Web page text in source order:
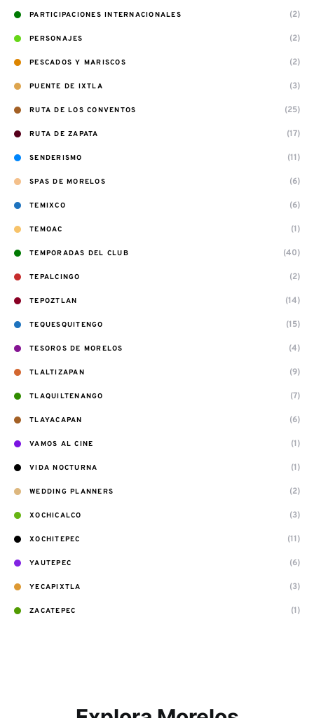
PARTICIPACIONES INTERNACIONALES (2)
PERSONAJES (2)
PESCADOS Y MARISCOS (2)
PUENTE DE IXTLA (3)
RUTA DE LOS CONVENTOS (25)
RUTA DE ZAPATA (17)
SENDERISMO (11)
SPAS DE MORELOS (6)
TEMIXCO (6)
TEMOAC (1)
TEMPORADAS DEL CLUB (40)
TEPALCINGO (2)
TEPOZTLAN (14)
TEQUESQUITENGO (15)
TESOROS DE MORELOS (4)
TLALTIZAPAN (9)
TLAQUILTENANGO (7)
TLAYACAPAN (6)
VAMOS AL CINE (1)
VIDA NOCTURNA (1)
WEDDING PLANNERS (2)
XOCHICALCO (3)
XOCHITEPEC (11)
YAUTEPEC (6)
YECAPIXTLA (3)
ZACATEPEC (1)